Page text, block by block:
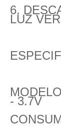
6.
LUZ
- 3.7V